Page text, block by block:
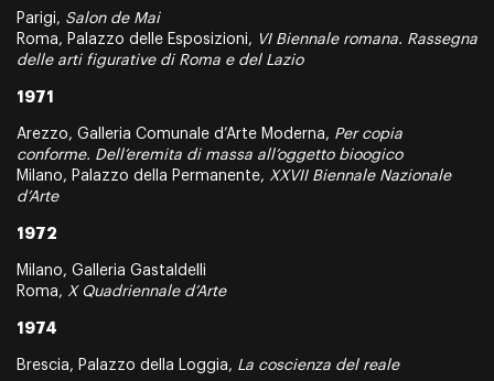
Parigi, Salon de Mai
Roma, Palazzo delle Esposizioni, VI Biennale romana. Rassegna
delle arti figurative di Roma e del Lazio
1971
Arezzo, Galleria Comunale d’Arte Moderna, Per copia
conforme. Dell’eremita di massa all’oggetto bioogico
Milano, Palazzo della Permanente, XXVII Biennale Nazionale
d’Arte
1972
Milano, Galleria Gastaldelli
Roma, X Quadriennale d’Arte
1974
Brescia, Palazzo della Loggia, La coscienza del reale